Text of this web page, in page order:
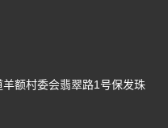
额村委会翡翠路1号保发珠